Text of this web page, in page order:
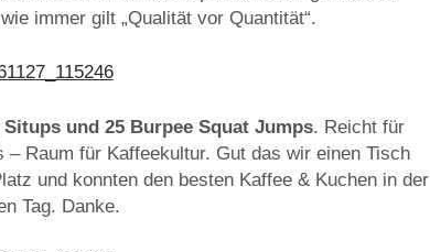
immer gilt „Qualität vor Quantität“.
und 25 Burpee Squat Jumps. Reicht für
Raum für Kaffeekultur. Gut das wir einen Tisch
und konnten den besten Kaffee & Kuchen in der
Tag. Danke.